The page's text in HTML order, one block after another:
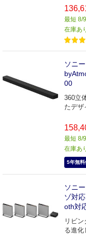
最短 8/
在庫あ
ソニ
00
360立
たデザ
最短 8/
在庫あ
5年無料
ソニ
ゾ対
oth対
リビ
る進化